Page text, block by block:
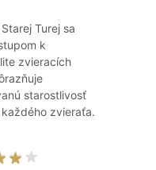
Turej sa
k
zvieracích
starostlivosť
zvieraťa.